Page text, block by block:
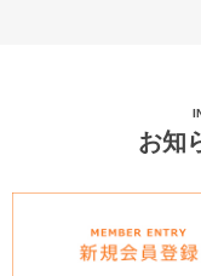
お知